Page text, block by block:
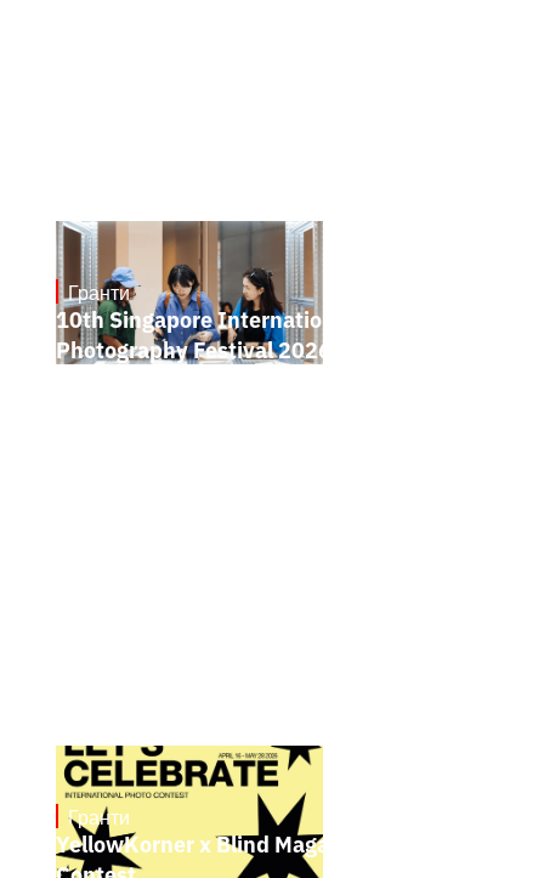
Гранти
10th Singapore International
Photography Festival 2026 Open Call
Гранти
YellowKorner x Blind Magazine Photo